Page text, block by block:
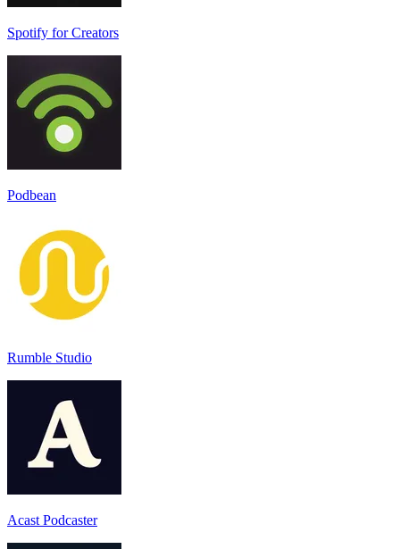
Spotify for Creators
Podbean
Rumble Studio
Acast Podcaster